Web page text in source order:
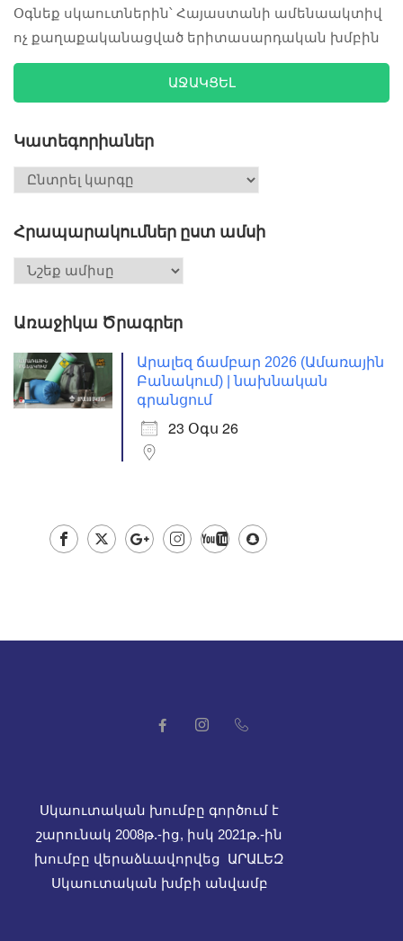
Օգնեք սկաուտներին՝ Հայաստանի ամենաակտիվ
ոչ քաղաքականացված երիտասարդական խմբին
ԱՋԱԿՑԵԼ
Կատեգորիաներ
Հրապարակումներ ըստ ամսի
Առաջիկա Ծրագրեր
Արալեզ ճամբար 2026 (Ամառային
Բանակում) | նախնական
գրանցում
23 Օգս 26
Սկաուտական խումբը գործում է
շարունակ 2008թ.-ից, իսկ 2021թ.-ին
խումբը վերաձևավորվեց ԱՐԱԼԵԶ
Սկաուտական խմբի անվամբ